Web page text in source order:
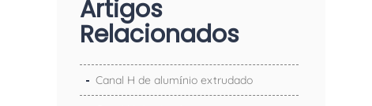
Artigos
Relacionados
Canal H de alumínio extrudado